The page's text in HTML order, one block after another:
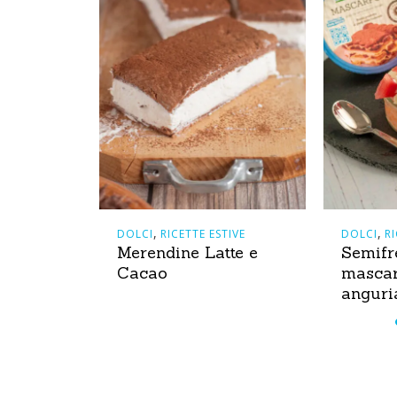
DOLCI,RICETTE ESTIVE
Merendine Latte e
Cacao
DOLCI,